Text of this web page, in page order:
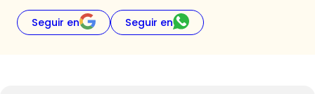
Seguir en Seguir en